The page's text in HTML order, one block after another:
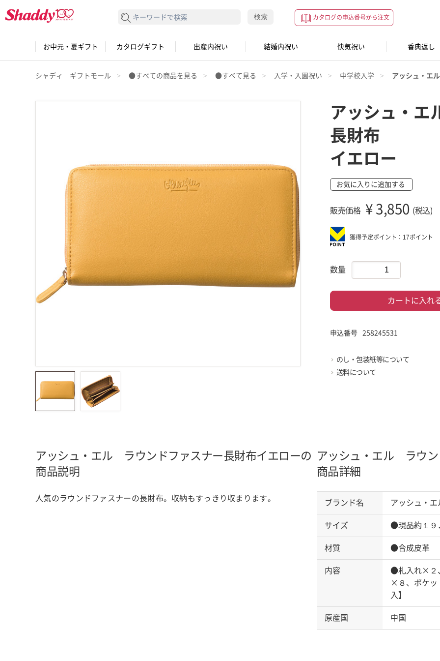
カタログの申込番号から注文
検索する 検索
お中元・夏ギフト カタログギフト 出産内祝い 結婚内祝い 快気祝い 香典返し
シャディ ギフトモール ●すべての商品を見る ●すべて見る 入学・入園祝い 中学校入学 アッシュ・エ
アッシュ・
長財布
イエロー
お気に入りに追加する
販売価格 ¥ 3,850 (税込)
獲得予定ポイント：17ポイント
数量
カートに入れ
申込番号 258245531
のし・包装紙等について
送料について
アッシュ・エル ラウンドファスナー長財布イエローの
商品説明
人気のラウンドファスナーの長財布。収納もすっきり収まります。
アッシュ・エル ラウン
商品詳細
ブランド名 アッシュ・エ
サイズ ●現品約１
材質 ●合成皮革
内容
●札入れ×２
×８、ポケ
入】
原産国 中国